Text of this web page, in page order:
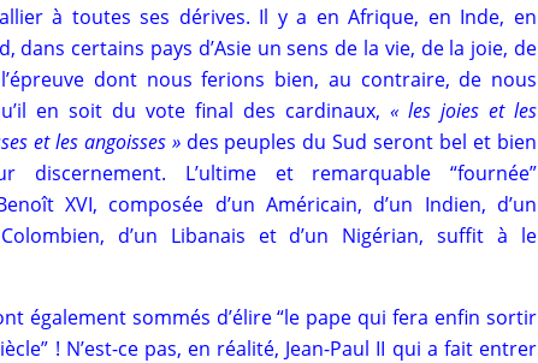
à toutes ses dérives. Il y a en Afrique, en Inde, en
dans certains pays d’Asie un sens de la vie, de la joie, de
dont nous ferions bien, au contraire, de nous
en soit du vote final des cardinaux, « les joies et les
et les angoisses »des peuples du Sud seront bel et bien
discernement. L’ultime et remarquable “fournée”
XVI, composée d’un Américain, d’un Indien, d’un
d’un Libanais et d’un Nigérian, suffit à le
également sommés d’élire “le pape qui fera enfin sortir
! N’est-ce pas, en réalité, Jean-Paul II qui a fait entrer